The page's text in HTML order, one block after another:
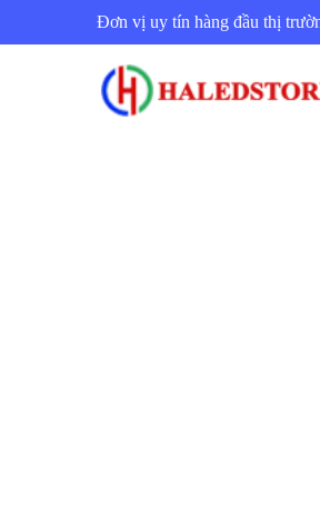
Đơn vị uy tín hàng đầu thị